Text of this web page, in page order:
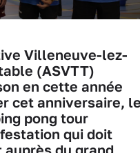
Villeneuve-lez-
(ASVTT)
en cette année
cet anniversaire,
pong tour
qui doit
du grand